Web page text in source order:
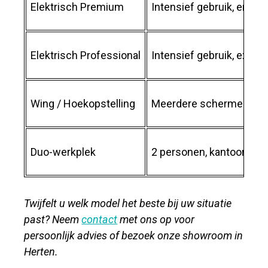
Elektrisch Premium Intensief gebruik,
Elektrisch Professional Intensief gebruik, extra
Wing / Hoekopstelling Meerdere schermen,
Duo-werkplek 2 personen, kantoortuin
Twijfelt u welk model het beste bij uw situatie
past? Neemcontactmet ons op voor
persoonlijk advies of bezoek onze showroom in
Herten.